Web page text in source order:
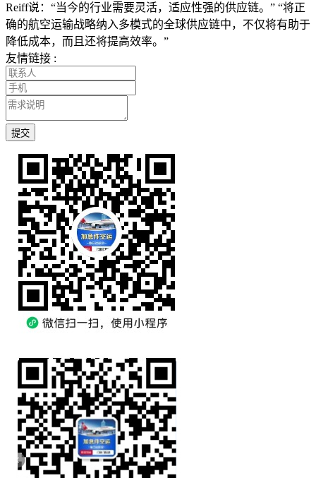
Reiff说：“当今的行业需要灵活，适应性强的供应链。” “将正
确的航空运输战略纳入多模式的全球供应链中，不仅将有助于
降低成本，而且还将提高效率。”
友情链接 :
提交